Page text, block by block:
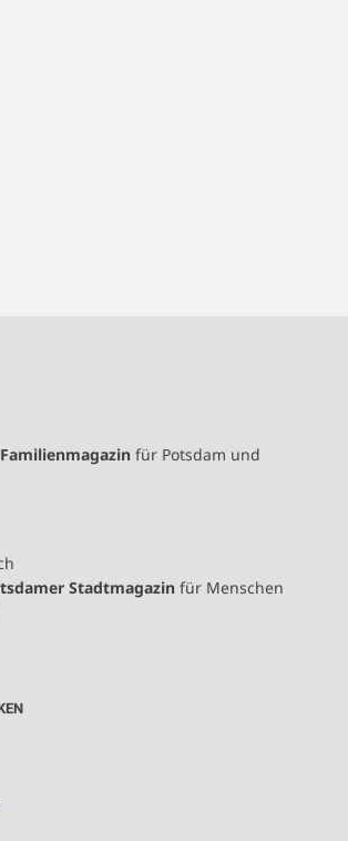
Familienmagazin für Potsdam und
Stadtmagazin für Menschen